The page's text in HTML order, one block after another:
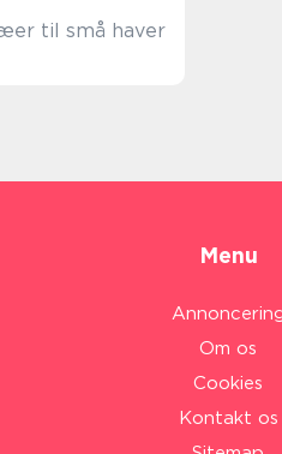
til små haver
Menu
Om os
Cookies
Kontakt os